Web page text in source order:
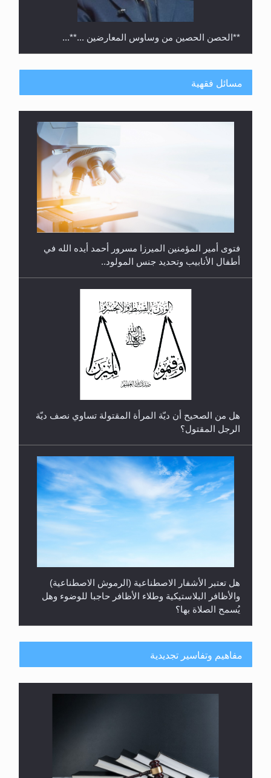
**الحصن الحصين من وساوس المعارضين ...**...
رأيٌ في لغة المسيح الموعود عليه السلام.. 4...
مسائل فقهية
فتوى أمير المؤمنين الميرزا مسرور أحمد أيده الله في
أطفال الأنابيب وتحديد جنس المولود..
هل من الصحيح أن ديّة المرأة المقتولة تساوي نصف ديّة
الرجل المقتول؟
هل تعتبر الأشفار الاصطناعية (الرموش الاصطناعية)
والأظافر البلاستيكية وطلاء الأظافر حاجبا للوضوء وهل
يُسمح الصلاة بها؟
هل يُحسب حول الزكاة وفق السنة الميلادية أو الهجرية؟
مفاهيم وتفاسير تجديدية